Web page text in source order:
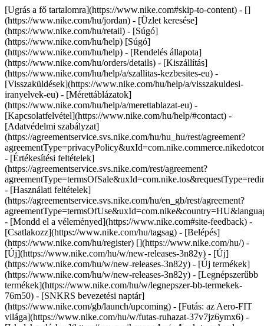
[Ugrás a fő tartalomra](https://www.nike.com#skip-to-content) - []
(https://www.nike.com/hu/jordan) - [Üzlet keresése]
(https://www.nike.com/hu/retail) - [Súgó]
(https://www.nike.com/hu/help) [Súgó]
(https://www.nike.com/hu/help) - [Rendelés állapota]
(https://www.nike.com/hu/orders/details) - [Kiszállítás]
(https://www.nike.com/hu/help/a/szallitas-kezbesites-eu) -
[Visszaküldések](https://www.nike.com/hu/help/a/visszakuldesi-
iranyelvek-eu) - [Mérettáblázatok]
(https://www.nike.com/hu/help/a/merettablazat-eu) -
[Kapcsolatfelvétel](https://www.nike.com/hu/help/#contact) -
[Adatvédelmi szabályzat]
(https://agreementservice.svs.nike.com/hu/hu_hu/rest/agreement?
- [Értékesítési feltételek]
(https://agreementservice.svs.nike.com/rest/agreement?
- [Használati feltételek]
(https://agreementservice.svs.nike.com/hu/en_gb/rest/agreement?
- [Mondd el a véleményed](https://www.nike.com#site-feedback) -
[Csatlakozz](https://www.nike.com/hu/tagsag) - [Belépés]
(https://www.nike.com/hu/register) [](https://www.nike.com/hu/) -
[Új](https://www.nike.com/hu/w/new-releases-3n82y) - [Új]
(https://www.nike.com/hu/w/new-releases-3n82y) - [Új termékek]
(https://www.nike.com/hu/w/new-releases-3n82y) - [Legnépszerűbb
termékek](https://www.nike.com/hu/w/legnepszer-bb-termekek-
76m50) - [SNKRS bevezetési naptár]
(https://www.nike.com/gb/launch/upcoming) - [Futás: az Aero-FIT
világa](https://www.nike.com/hu/w/futas-ruhazat-37v7jz6ymx6) -